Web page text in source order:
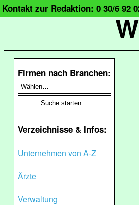
Kontakt zur Redaktion: 0 30/6 92
Firmen nach Branchen:
Verzeichnisse & Infos:
Unternehmen von A-Z
Ärzte
Verwaltung